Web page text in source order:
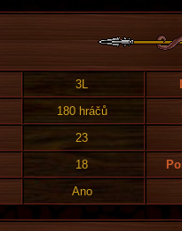
3L
180 hráčů
23
18
Ano